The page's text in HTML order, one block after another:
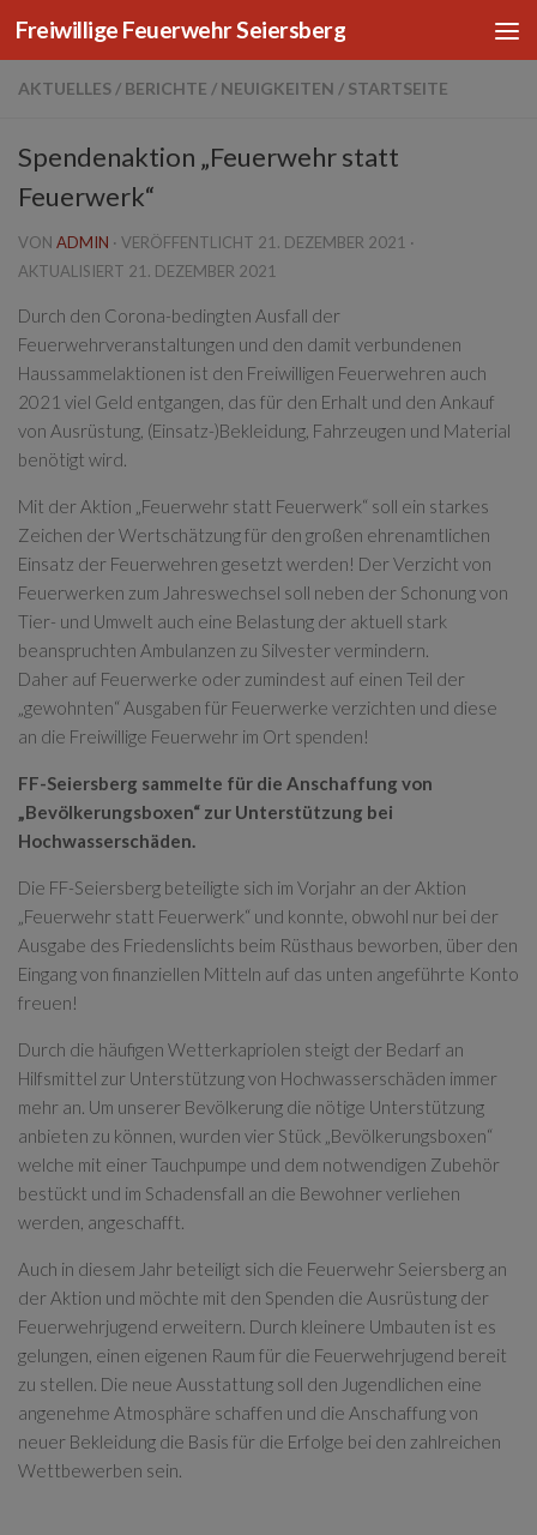
Zum Inhalt springen
Freiwillige Feuerwehr Seiersberg
AKTUELLES / BERICHTE / NEUIGKEITEN / STARTSEITE
Spendenaktion „Feuerwehr statt
Feuerwerk“
VON ADMIN · VERÖFFENTLICHT 21. DEZEMBER 2021 ·
AKTUALISIERT 21. DEZEMBER 2021
Durch den Corona-bedingten Ausfall der
Feuerwehrveranstaltungen und den damit verbundenen
Haussammelaktionen ist den Freiwilligen Feuerwehren auch
2021 viel Geld entgangen, das für den Erhalt und den Ankauf
von Ausrüstung, (Einsatz-)Bekleidung, Fahrzeugen und Material
benötigt wird.
Mit der Aktion „Feuerwehr statt Feuerwerk“ soll ein starkes
Zeichen der Wertschätzung für den großen ehrenamtlichen
Einsatz der Feuerwehren gesetzt werden! Der Verzicht von
Feuerwerken zum Jahreswechsel soll neben der Schonung von
Tier- und Umwelt auch eine Belastung der aktuell stark
beanspruchten Ambulanzen zu Silvester vermindern.
Daher auf Feuerwerke oder zumindest auf einen Teil der
„gewohnten“ Ausgaben für Feuerwerke verzichten und diese
an die Freiwillige Feuerwehr im Ort spenden!
FF-Seiersberg sammelte für die Anschaffung von
„Bevölkerungsboxen“ zur Unterstützung bei
Hochwasserschäden.
Die FF-Seiersberg beteiligte sich im Vorjahr an der Aktion
„Feuerwehr statt Feuerwerk“ und konnte, obwohl nur bei der
Ausgabe des Friedenslichts beim Rüsthaus beworben, über den
Eingang von finanziellen Mitteln auf das unten angeführte Konto
freuen!
Durch die häufigen Wetterkapriolen steigt der Bedarf an
Hilfsmittel zur Unterstützung von Hochwasserschäden immer
mehr an. Um unserer Bevölkerung die nötige Unterstützung
anbieten zu können, wurden vier Stück „Bevölkerungsboxen“
welche mit einer Tauchpumpe und dem notwendigen Zubehör
bestückt und im Schadensfall an die Bewohner verliehen
werden, angeschafft.
Auch in diesem Jahr beteiligt sich die Feuerwehr Seiersberg an
der Aktion und möchte mit den Spenden die Ausrüstung der
Feuerwehrjugend erweitern. Durch kleinere Umbauten ist es
gelungen, einen eigenen Raum für die Feuerwehrjugend bereit
zu stellen. Die neue Ausstattung soll den Jugendlichen eine
angenehme Atmosphäre schaffen und die Anschaffung von
neuer Bekleidung die Basis für die Erfolge bei den zahlreichen
Wettbewerben sein.